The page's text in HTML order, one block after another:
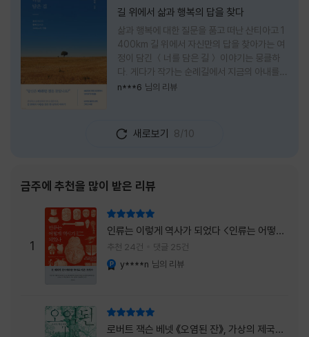
길 위에서 삶과 행복의 답을 찾다
삶과 행복에 대한 질문을 품고 떠난 산티아고 1
400km 길 위에서 자신만의 답을 찾아가는 여
정이 담긴 ＜너를 담은 길＞ 이야기는 뭉클하
다. 게다가 작가는 순례길에서 지금의 아내를
만나 여행 로맨스의 정석인 '비포 선라이즈'를
에 작가가 소개한 다양한 도서들의 문장들을 만
나는 것 역시 읽기의 또다른 즐거움이었다. 여
누구이며어느 순간 행복을 느끼는지 질문하며
길을 떠나려고 마음 먹는 순간들을 적어내려간
문장들에 마음을 한참 머물렀다.그 부분을 발췌
해본다. "내가 온 힘을 다해 부러워하던 사람
들은 '자신이 원하는' 일을 하는 사람들이었다.
소명이라고 하던
n***6 님의 리뷰
새로보기 8/10
금주에 추천을 많이 받은 리뷰
1
인류는 이렇게 역사가 되었다 <인류는 어떻게
역사가 되었나>
추천 24건 댓글 25건
y****n 님의 리뷰
로버트 잭슨 베넷 《오염된 잔》, 가상의 제국이